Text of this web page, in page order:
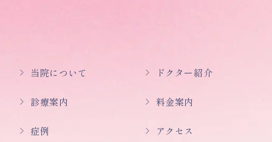
当院について ドクター紹介
診療案内 料金案内
症例 アクセス